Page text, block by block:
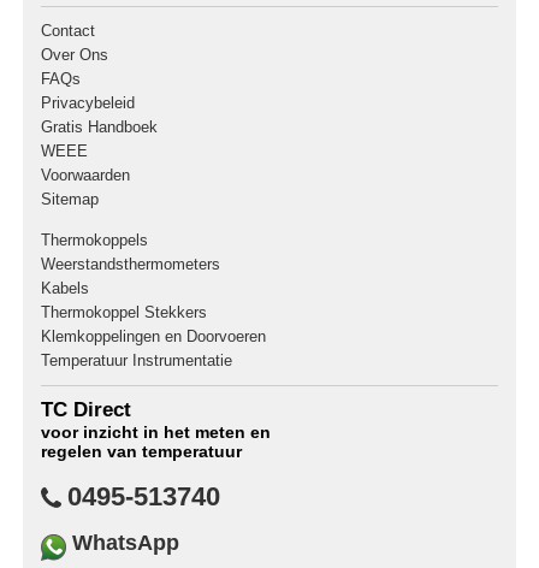
Contact
Over Ons
FAQs
Privacybeleid
Gratis Handboek
WEEE
Voorwaarden
Sitemap
Thermokoppels
Weerstandsthermometers
Kabels
Thermokoppel Stekkers
Klemkoppelingen en Doorvoeren
Temperatuur Instrumentatie
TC Direct
voor inzicht in het meten en
regelen van temperatuur
0495-513740
WhatsApp